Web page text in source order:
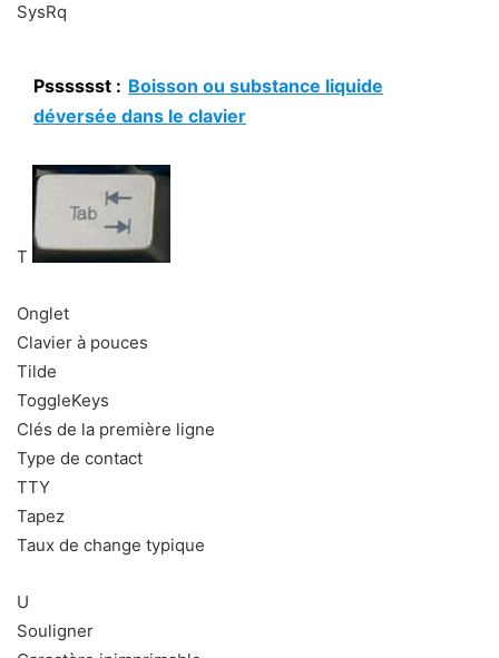
SysRq
Psssssst : Boisson ou substance liquide
déversée dans le clavier
T
Onglet
Clavier à pouces
Tilde
ToggleKeys
Clés de la première ligne
Type de contact
TTY
Tapez
Taux de change typique
U
Souligner